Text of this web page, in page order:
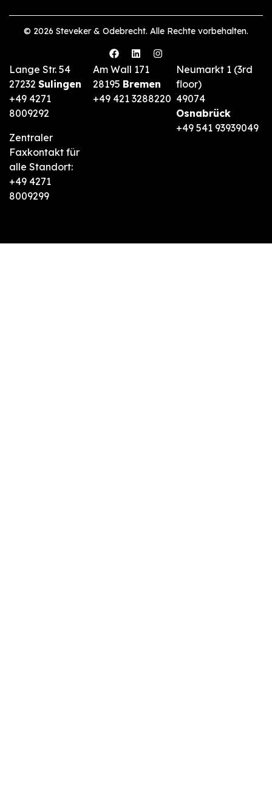
© 2026 Steveker & Odebrecht. Alle Rechte vorbehalten.
Lange Str. 54
27232 Sulingen
+49 4271
8009292
Zentraler
Faxkontakt für
alle Standort:
+49 4271
8009299
Am Wall 171
28195 Bremen
+49 421 3288220
Neumarkt 1 (3rd
floor)
49074
Osnabrück
+49 541 93939049